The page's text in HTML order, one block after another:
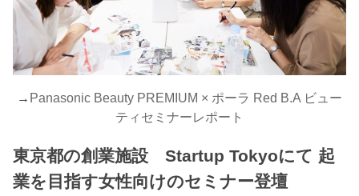
→ Panasonic Beauty PREMIUM × ポーラ Red B.A ビュー
ティセミナーレポート
東京都の創業施設 Startup Tokyoにて 起
業を目指す女性向けのセミナー登壇